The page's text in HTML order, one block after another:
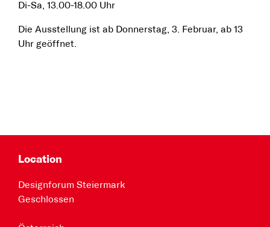
Di-Sa, 13.00-18.00 Uhr
Die Ausstellung ist ab Donnerstag, 3. Februar, ab 13
Uhr geöffnet.
Location
Designforum Steiermark
Geschlossen